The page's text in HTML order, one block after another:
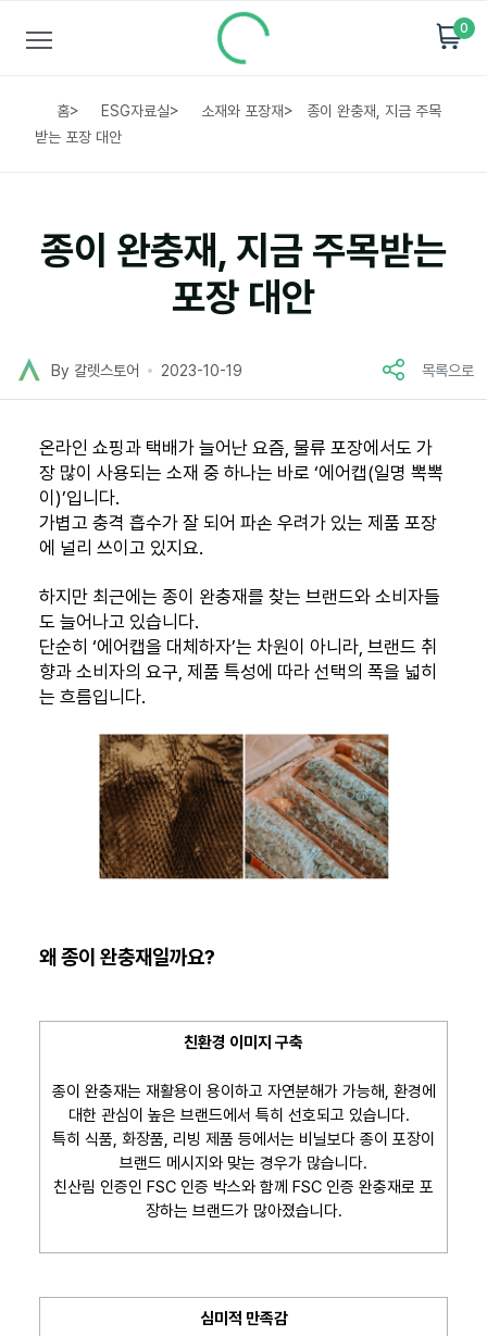
0
홈> ESG자료실> 소재와 포장재>
종이 완충재, 지금 주목
받는 포장 대안
종이 완충재, 지금 주목받는
포장 대안
By 칼렛스토어 2023-10-19 목록으로
온라인 쇼핑과 택배가 늘어난 요즘, 물류 포장에서도 가
장 많이 사용되는 소재 중 하나는 바로 ‘에어캡(일명 뽁뽁
이)’입니다.
가볍고 충격 흡수가 잘 되어 파손 우려가 있는 제품 포장
에 널리 쓰이고 있지요.
하지만 최근에는 종이 완충재를 찾는 브랜드와 소비자들
도 늘어나고 있습니다.
단순히 ‘에어캡을 대체하자’는 차원이 아니라, 브랜드 취
향과 소비자의 요구, 제품 특성에 따라 선택의 폭을 넓히
는 흐름입니다.
왜 종이 완충재일까요?
친환경 이미지 구축
종이 완충재는 재활용이 용이하고 자연분해가 가능해, 환경에
대한 관심이 높은 브랜드에서 특히 선호되고 있습니다.
특히 식품, 화장품, 리빙 제품 등에서는 비닐보다 종이 포장이
브랜드 메시지와 맞는 경우가 많습니다.
친산림 인증인 FSC 인증 박스와 함께 FSC 인증 완충재로 포
장하는 브랜드가 많아졌습니다.
심미적 만족감